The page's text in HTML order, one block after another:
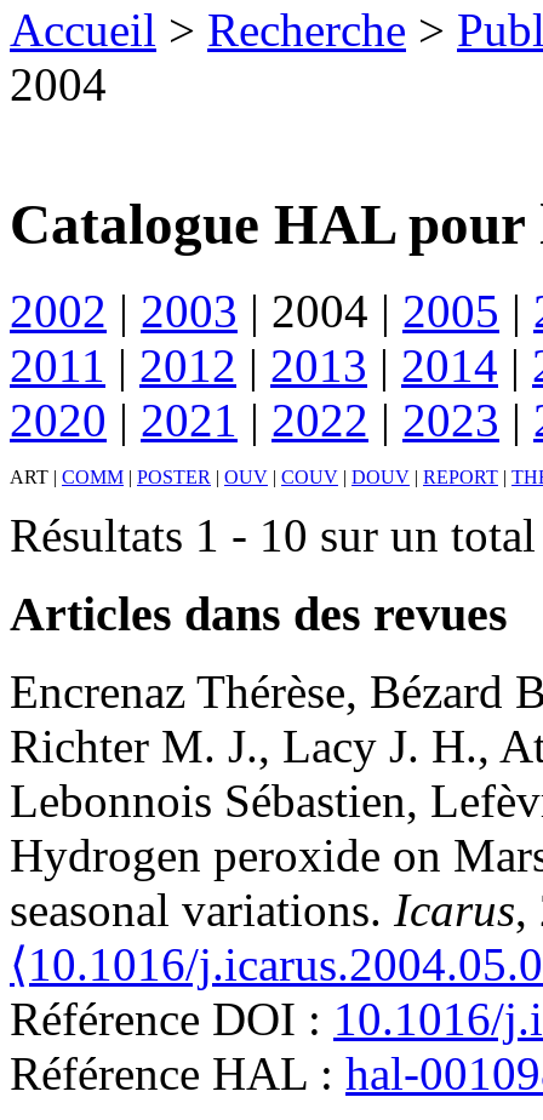
Accueil > Recherche >
2004
Catalogue HAL pour
2002 | 2003 | 2004 | 2005 |
2011 | 2012 | 2013 | 2014 |
2020 | 2021 | 2022 | 2023 |
ART | COMM | POSTER | OUV | COUV | DOUV | REPORT |
Résultats 1 - 10 sur un
Articles dans des revues
Encrenaz Thérèse, Bézard
Richter M. J., Lacy J. H.,
Lebonnois Sébastien,
Hydrogen peroxide on
seasonal variations. Icarus,
⟨10.1016/
Référence DOI : 10.1016/
Référence HAL : hal-